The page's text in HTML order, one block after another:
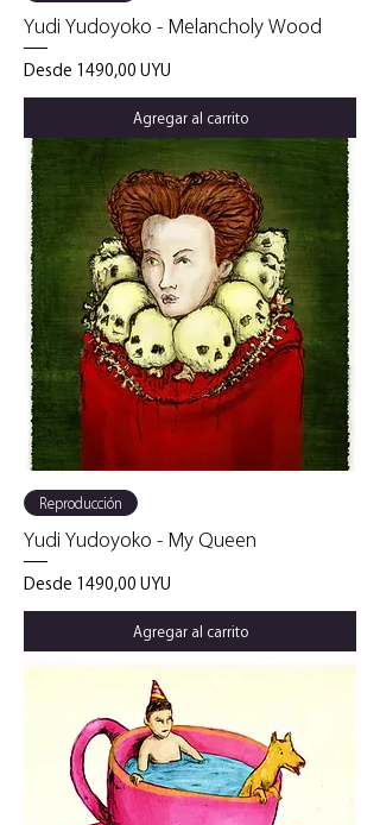
Yudi Yudoyoko - Melancholy Wood
Desde 1490,00 UYU
Precio de oferta
Agregar al carrito
Reproducción
Yudi Yudoyoko - My Queen
Desde 1490,00 UYU
Precio de oferta
Agregar al carrito